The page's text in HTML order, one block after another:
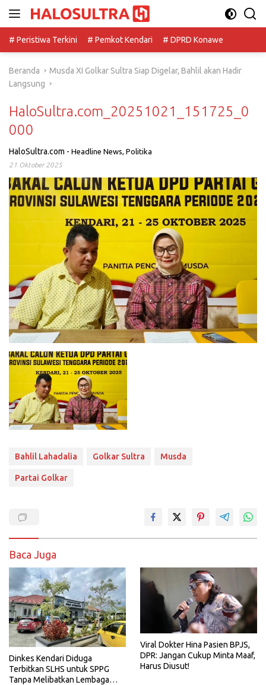
# Peristiwa Terkini
# Pemkot Kendari # DPRD Konawe
Beranda
Musda XI Golkar Sultra Siap Digelar, Bahlil akan Hadir
Langsung
HaloSultra.com_20251021_151725_0
000
HaloSultra.com - Headline News, Politika
21 Oktober 2025
Bahlil Lahadalia Golkar Sultra Musda
Partai Golkar
Baca Juga
Dinkes Kendari Diduga
Terbitkan SLHS untuk SPPG
Tanpa Melibatkan Lembaga
Viral Dokter Hina Pasien BPJS,
DPR: Jangan Cukup Minta Maaf,
Harus Diusut!